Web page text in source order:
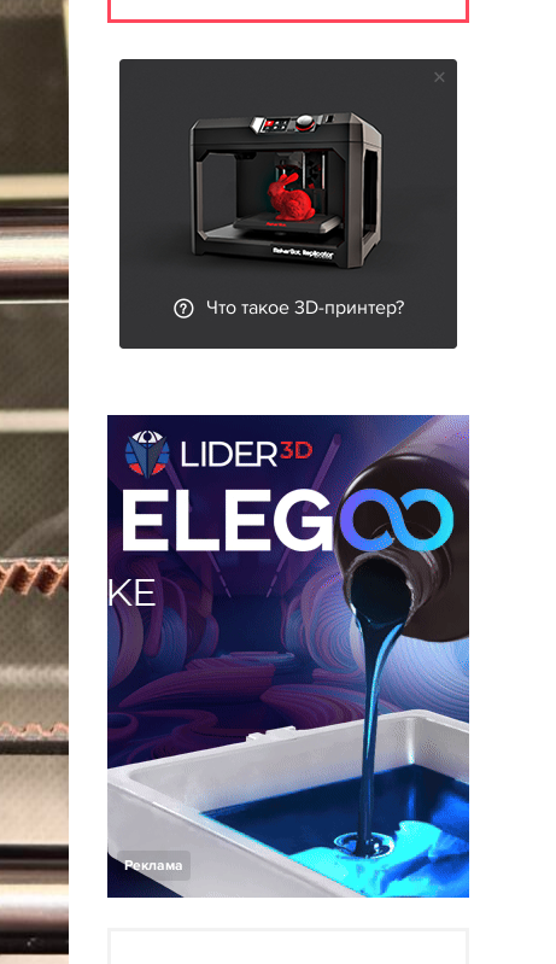
Что такое 3D-принтер?
Реклама